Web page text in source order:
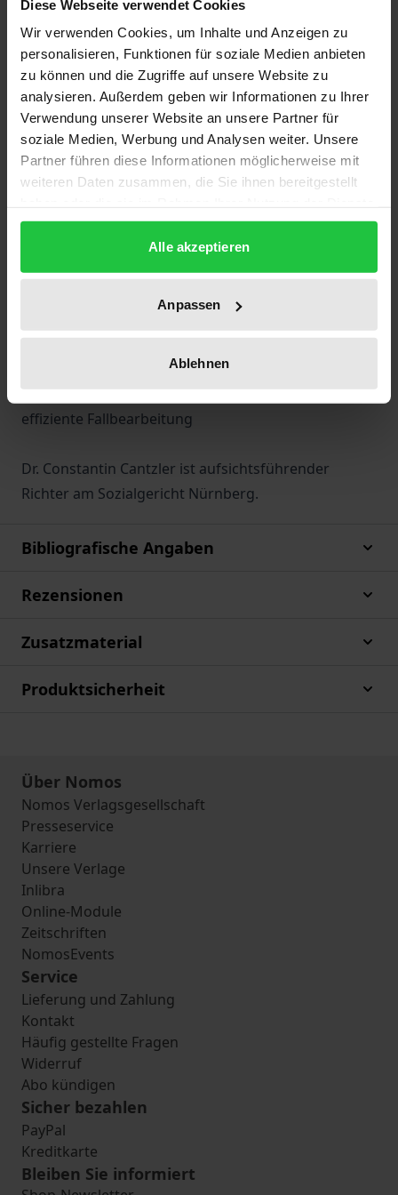
Diese Webseite verwendet Cookies
Wir verwenden Cookies, um Inhalte und Anzeigen zu
personalisieren, Funktionen für soziale Medien anbieten
zu können und die Zugriffe auf unsere Website zu
analysieren. Außerdem geben wir Informationen zu Ihrer
Verwendung unserer Website an unsere Partner für
soziale Medien, Werbung und Analysen weiter. Unsere
Partner führen diese Informationen möglicherweise mit
weiteren Daten zusammen, die Sie ihnen bereitgestellt
gesammelt haben.
Alle akzeptieren
Anpassen
Ablehnen
Rechtsschutzes in Sozialsachen. Es verknüpft das
Verfahrens- mit dem materiellen Recht und liefert
für die existenzsichernden Leistungsbereiche
konkrete Formulierungshinweise für einen
erfolgreichen Eilantrag und für die Richtigkeit und
Nachvollziehbarkeit von Eilbeschlüssen.
• bringt Sie auf den aktuellen Stand von
Gesetzgebung und Rechtsprechung
• behandelt praxisnah alle relevanten Probleme und
• enthält zahlreiche Checklisten, Muster sowie
• ermöglicht so eine schnelle, zeitsparende und
effiziente Fallbearbeitung
Dr. Constantin Cantzler ist aufsichtsführender
Richter am Sozialgericht Nürnberg.
Bibliografische Angaben
Rezensionen
Zusatzmaterial
Produktsicherheit
Über Nomos
Nomos Verlagsgesellschaft
Presseservice
Karriere
Unsere Verlage
Inlibra
Online-Module
Zeitschriften
NomosEvents
Service
Lieferung und Zahlung
Kontakt
Häufig gestellte Fragen
Widerruf
Abo kündigen
Sicher bezahlen
PayPal
Kreditkarte
Bleiben Sie informiert